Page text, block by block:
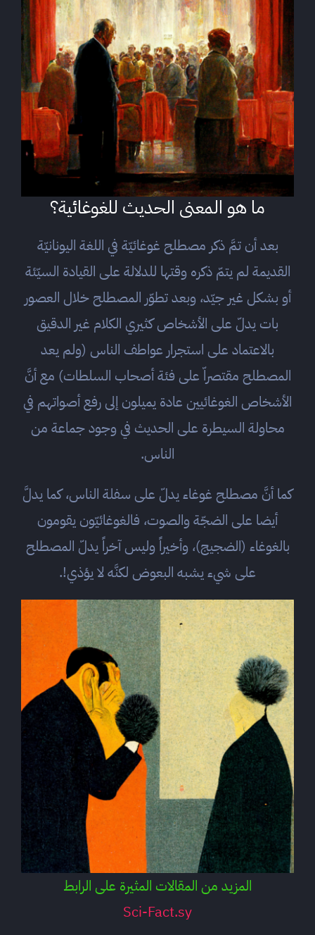
ما هو المعنى الحديث للغوغائية؟
بعد أن تمَّ ذكر مصطلح غوغائيّة في اللغة اليونانيّة
القديمة لم يتمّ ذكره وقتها للدلالة على القيادة السيّئة
أو بشكل غير جيّد، وبعد تطوّر المصطلح خلال العصور
بات يدلّ على الأشخاص كثيري الكلام غير الدقيق
بالاعتماد على استجرار عواطف الناس (ولم يعد
المصطلح مقتصراّ على فئة أصحاب السلطات) مع أنَّ
الأشخاص الغوغائيين عادة يميلون إلى رفع أصواتهم في
محاولة السيطرة على الحديث في وجود جماعة من
الناس.
كما أنَّ مصطلح غوغاء يدلّ على سفلة الناس، كما يدلَّ
أيضا على الضجّة والصوت، فالغوغائيّون يقومون
بالغوغاء (الضجيج)، وأخيراً وليس آخراً يدلّ المصطلح
على شيء يشبه البعوض لكنَّه لا يؤذي!.
المزيد من المقالات المثيرة على الرابط
Sci-Fact.sy